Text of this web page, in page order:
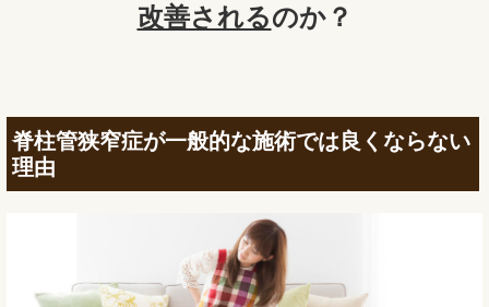
改善されるのか？
脊柱管狭窄症が一般的な施術では良くならない
理由